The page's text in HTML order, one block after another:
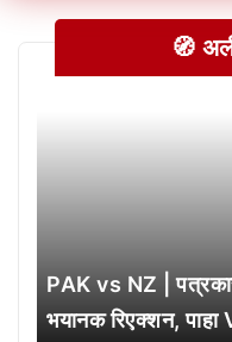
🧭
PAK vs NZ |
भयानक रिएक्शन, पाहा